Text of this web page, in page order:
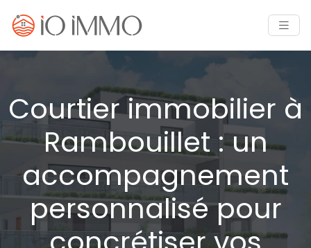
Courtier immobilier à
Rambouillet : un
accompagnement
personnalisé pour